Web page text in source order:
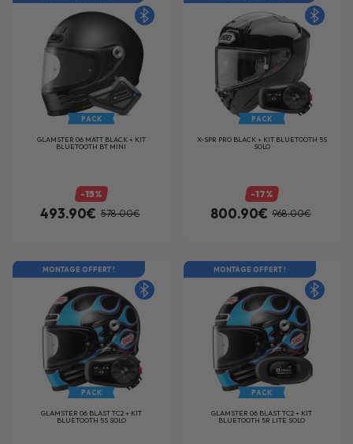
PACK
GLAMSTER 06 MATT BLACK + KIT
BLUETOOTH BT MINI
-15%
493.90€ 578.00€
PACK
X-SPR PRO BLACK + KIT BLUETOOTH 5S
SOLO
-17%
800.90€ 968.00€
MONTAGE OFFERT !
PACK
GLAMSTER 06 BLAST TC2 + KIT
BLUETOOTH 5S SOLO
MONTAGE OFFERT !
PACK
GLAMSTER 06 BLAST TC2 + KIT
BLUETOOTH 5R LITE SOLO